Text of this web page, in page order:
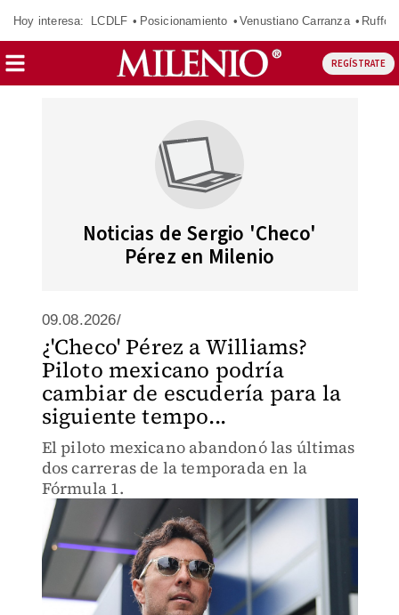
Hoy interesa: LCDLF Posicionamiento Venustiano Carranza Ruffo
REGÍSTRATE
Noticias de Sergio 'Checo'
Pérez en Milenio
09.08.2026/
¿'Checo' Pérez a Williams?
Piloto mexicano podría
cambiar de escudería para la
siguiente tempo...
El piloto mexicano abandonó las últimas
dos carreras de la temporada en la
Fórmula 1.